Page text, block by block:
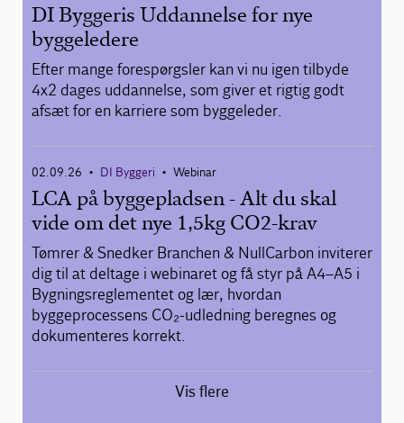
DI Byggeris Uddannelse for nye
byggeledere
Efter mange forespørgsler kan vi nu igen tilbyde
4x2 dages uddannelse, som giver et rigtig godt
afsæt for en karriere som byggeleder.
02.09.26 • DI Byggeri • Webinar
LCA på byggepladsen - Alt du skal
vide om det nye 1,5kg CO2-krav
Tømrer & Snedker Branchen & NullCarbon inviterer
dig til at deltage i webinaret og få styr på A4–A5 i
Bygningsreglementet og lær, hvordan
byggeprocessens CO₂-udledning beregnes og
dokumenteres korrekt.
Vis flere